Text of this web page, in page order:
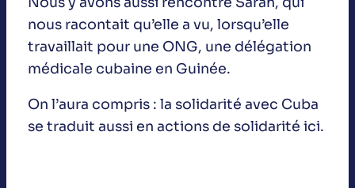
nous racontait qu’elle a vu, lorsqu’elle
travaillait pour une ONG, une délégation
médicale cubaine en Guinée.
On l’aura compris : la solidarité avec Cuba
se traduit aussi en actions de solidarité ici.